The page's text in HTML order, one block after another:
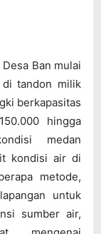
Ban mulai
tandon milik
berkapasitas
hingga
medan
kondisi air di
metode,
untuk
sumber air,